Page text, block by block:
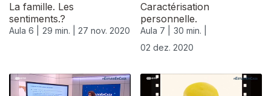
La famille. Les
sentiments.?
Aula 6 | 29 min. | 27 nov. 2020
Caractérisation
personnelle.
Aula 7 |
30 min. |
02 dez. 2020